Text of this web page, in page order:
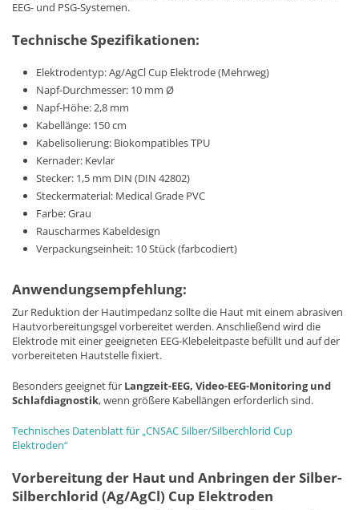
EEG- und PSG-Systemen.
Technische Spezifikationen:
Elektrodentyp: Ag/AgCl Cup Elektrode (Mehrweg)
Napf-Durchmesser: 10 mm Ø
Napf-Höhe: 2,8 mm
Kabellänge: 150 cm
Kabelisolierung: Biokompatibles TPU
Kernader: Kevlar
Stecker: 1,5 mm DIN (DIN 42802)
Steckermaterial: Medical Grade PVC
Farbe: Grau
Rauscharmes Kabeldesign
Verpackungseinheit: 10 Stück (farbcodiert)
Anwendungsempfehlung:
Zur Reduktion der Hautimpedanz sollte die Haut mit einem abrasiven
Hautvorbereitungsgel vorbereitet werden. Anschließend wird die
Elektrode mit einer geeigneten EEG-Klebeleitpaste befüllt und auf der
vorbereiteten Hautstelle fixiert.
Besonders geeignet für Langzeit-EEG, Video-EEG-Monitoring und
Schlafdiagnostik, wenn größere Kabellängen erforderlich sind.
Technisches Datenblatt für „CNSAC Silber/Silberchlorid Cup
Elektroden“
Vorbereitung der Haut und Anbringen der Silber-
Silberchlorid (Ag/AgCl) Cup Elektroden